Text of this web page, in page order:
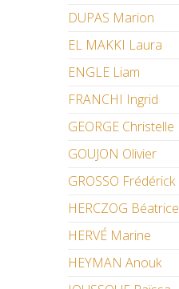
DUPAS Marion
EL MAKKI Laura
ENGLE Liam
FRANCHI Ingrid
GEORGE Christelle
GOUJON Olivier
GROSSO Frédérick
HERCZOG Béatrice
HERVÉ Marine
HEYMAN Anouk